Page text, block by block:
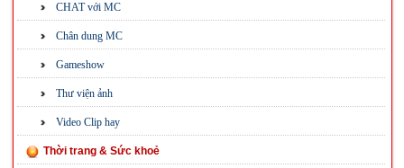
CHAT với MC
Chân dung MC
Gameshow
Thư viện ảnh
Video Clip hay
Thời trang & Sức khoẻ